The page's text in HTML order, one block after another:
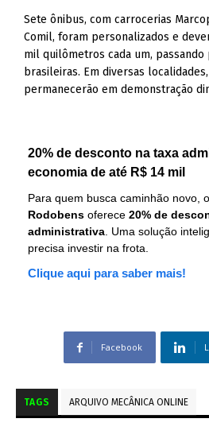
Sete ônibus, com carrocerias
Comil, foram personalizados e
mil quilômetros cada um,
brasileiras. Em diversas
permanecerão em demonstração
20% de desconto na taxa
economia de até R$ 14 mil
Para quem busca caminhão novo, o
Rodobens oferece 20% de
administrativa . Uma solução
precisa investir na frota.
Clique aqui para saber mais!
Facebook
TAGS ARQUIVO MECÂNICA ONLINE